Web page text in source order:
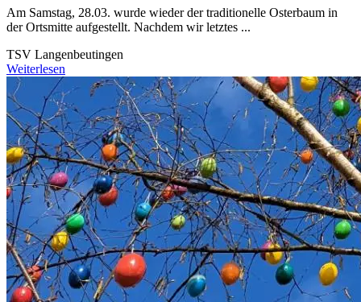
Am Samstag, 28.03. wurde wieder der traditionelle Osterbaum in
der Ortsmitte aufgestellt. Nachdem wir letztes ...
TSV Langenbeutingen
Weiterlesen